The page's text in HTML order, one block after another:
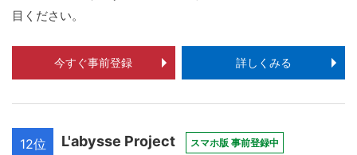
目ください。
今すぐ事前登録 詳しくみる
12位 L'abysse Project スマホ版 事前登録中